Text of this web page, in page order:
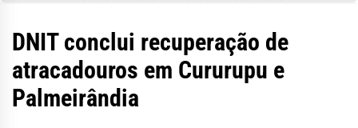
DNIT conclui recuperação de
atracadouros em Cururupu e
Palmeirândia